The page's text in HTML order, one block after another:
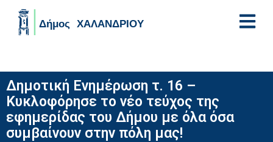
Δημοτική Ενημέρωση τ. 16 –
Κυκλοφόρησε το νέο τεύχος της
εφημερίδας του Δήμου με όλα όσα
συμβαίνουν στην πόλη μας!